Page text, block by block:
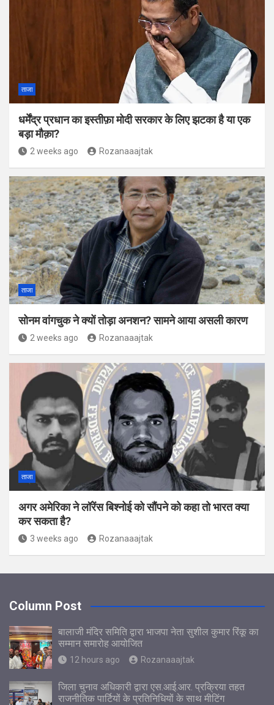
ताजा
धर्मेंद्र प्रधान का इस्तीफ़ा मोदी सरकार के लिए झटका है या एक
बड़ा मौक़ा?
2 weeks ago Rozanaaajtak
ताजा
सोनम वांगचुक ने क्यों तोड़ा अनशन? सामने आया असली कारण
2 weeks ago Rozanaaajtak
ताजा
अगर अमेर‍िका ने लॉरेंस ब‍िश्‍नोई को सौंपने को कहा तो भारत क्‍या
कर सकता है?
3 weeks ago Rozanaaajtak
Column Post
बालाजी मंदिर समिति द्वारा भाजपा नेता सुशील कुमार रिंकू का
सम्मान समारोह आयोजित
12 hours ago Rozanaaajtak
जिला चुनाव अधिकारी द्वारा एस.आई.आर. प्रक्रिया तहत
राजनीतिक पार्टियों के प्रतिनिधियों के साथ मीटिंग